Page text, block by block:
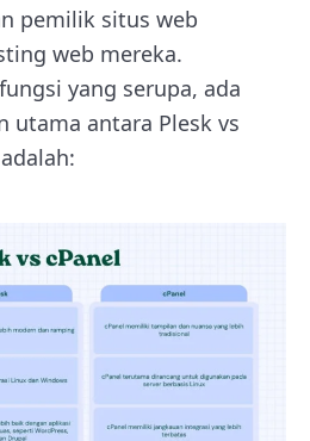
pemilik situs web
web mereka.
yang serupa, ada
utama antara Plesk vs